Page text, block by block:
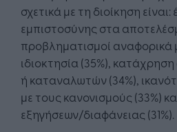
σχετικά με τη διοίκηση είναι:
εμπιστοσύνης στα
προβληματισμοί αναφορικά
ιδιοκτησία (35%),
ή καταναλωτών (34%),
με τους κανονισμούς (33%)
εξηγήσεων/διαφάνειας (31%).